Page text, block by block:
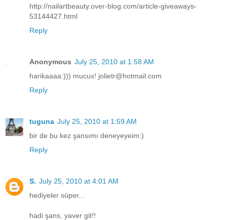
http://nailartbeauty.over-blog.com/article-giveaways-
53144427.html
Reply
Anonymous July 25, 2010 at 1:58 AM
harikaaaa:))) mucux! jolietr@hotmail.com
Reply
tuguna July 25, 2010 at 1:59 AM
bir de bu kez şansımı deneyeyeim:)
Reply
S. July 25, 2010 at 4:01 AM
hediyeler süper...
hadi şans, yaver git!!